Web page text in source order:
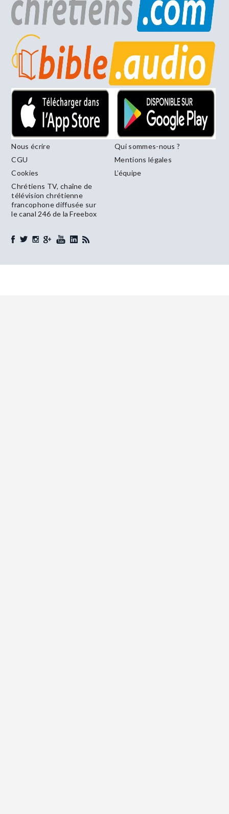
Nous écrire
Qui sommes-nous ?
CGU
Mentions légales
Cookies
L’équipe
Chrétiens TV, chaîne de
télévision chrétienne
francophone diffusée sur
le canal 246 de la Freebox